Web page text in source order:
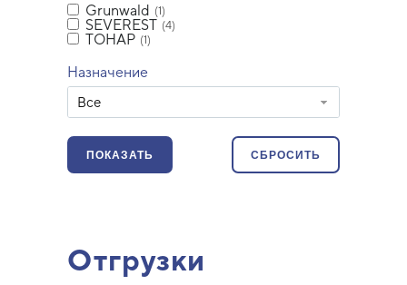
Grunwald (1)
SEVEREST (4)
ТОНАР (1)
Назначение
Все
Отгрузки